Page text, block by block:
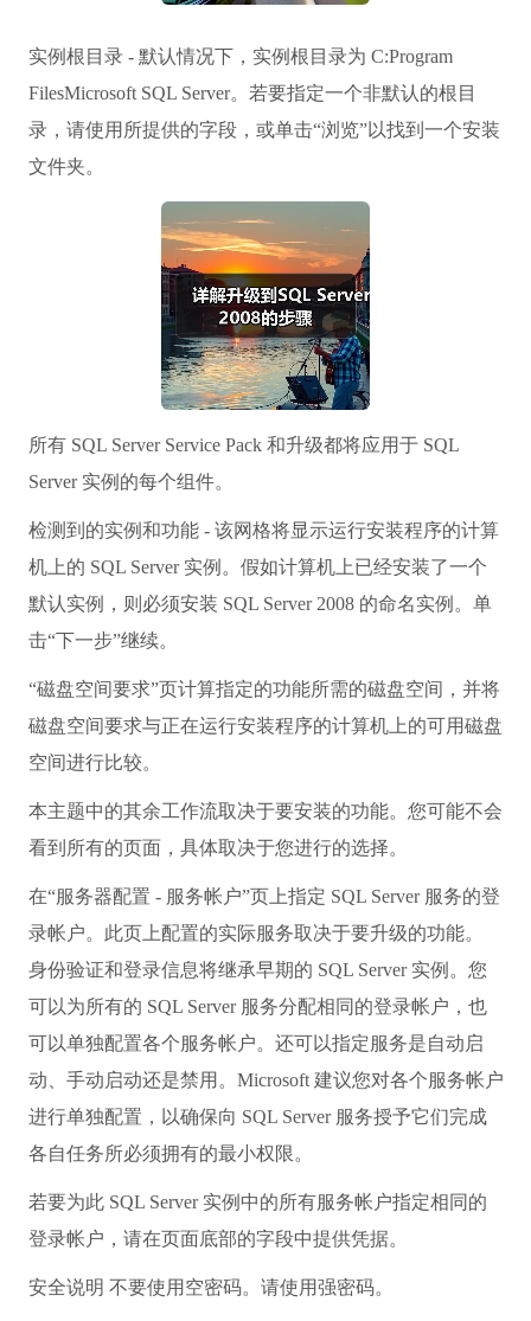
实例根目录 - 默认情况下，实例根目录为 C:Program
FilesMicrosoft SQL Server。若要指定一个非默认的根目
录，请使用所提供的字段，或单击“浏览”以找到一个安装
文件夹。
所有 SQL Server Service Pack 和升级都将应用于 SQL
Server 实例的每个组件。
检测到的实例和功能 - 该网格将显示运行安装程序的计算
机上的 SQL Server 实例。假如计算机上已经安装了一个
默认实例，则必须安装 SQL Server 2008 的命名实例。单
击“下一步”继续。
“磁盘空间要求”页计算指定的功能所需的磁盘空间，并将
磁盘空间要求与正在运行安装程序的计算机上的可用磁盘
空间进行比较。
本主题中的其余工作流取决于要安装的功能。您可能不会
看到所有的页面，具体取决于您进行的选择。
在“服务器配置 - 服务帐户”页上指定 SQL Server 服务的登
录帐户。此页上配置的实际服务取决于要升级的功能。
身份验证和登录信息将继承早期的 SQL Server 实例。您
可以为所有的 SQL Server 服务分配相同的登录帐户，也
可以单独配置各个服务帐户。还可以指定服务是自动启
动、手动启动还是禁用。Microsoft 建议您对各个服务帐户
进行单独配置，以确保向 SQL Server 服务授予它们完成
各自任务所必须拥有的最小权限。
若要为此 SQL Server 实例中的所有服务帐户指定相同的
登录帐户，请在页面底部的字段中提供凭据。
安全说明 不要使用空密码。请使用强密码。